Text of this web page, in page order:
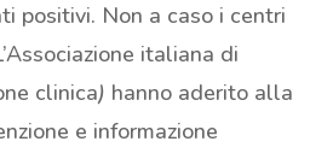
positivi. Non a caso i centri
italiana di
clinica) hanno aderito alla
e informazione